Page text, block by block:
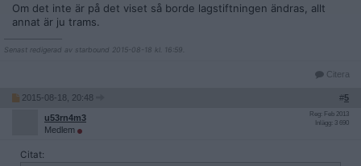
Om det inte är på det viset så borde lagstiftningen ändras, allt
annat är ju trams.
Senast redigerad av starbound 2015-08-18 kl. 16:59.
Citera
2015-08-18, 20:48 #5
u53rn4m3
Medlem
Reg: Feb 2013
Inlägg: 3 690
Citat: